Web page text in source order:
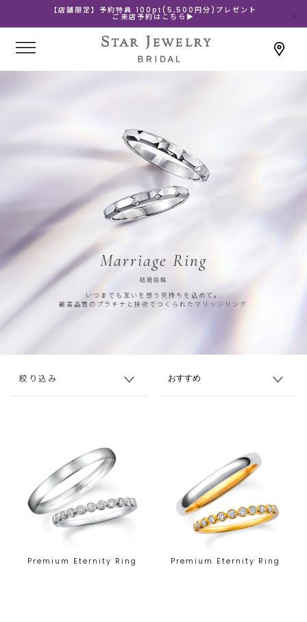
【店舗限定】予約特典 100pt(5,500円分)プレゼント
ご来店予約はこちら▶
Marriage Ring
結婚指輪
いつまでも互いを想う気持ちを込めて。
最高品質のプラチナと技術でつくられたマリッジリング
絞り込み
Premium Eternity Ring Premium Eternity Ring